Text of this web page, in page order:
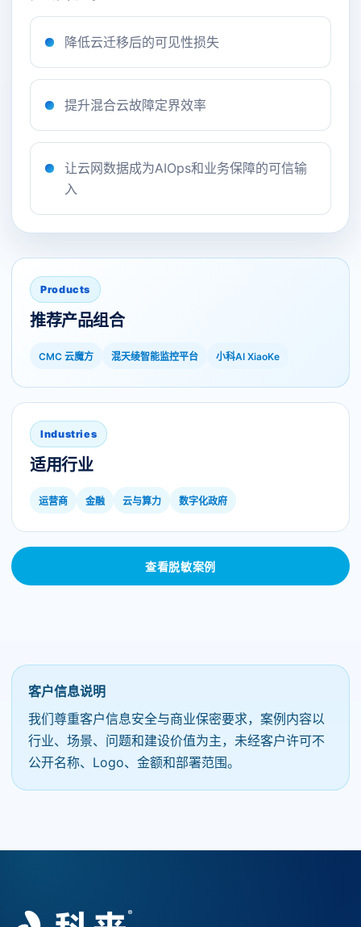
降低云迁移后的可见性损失
提升混合云故障定界效率
让云网数据成为AIOps和业务保障的可信输
入
Products
推荐产品组合
CMC 云魔方 混天绫智能监控平台 小科AI XiaoKe
Industries
适用行业
运营商 金融 云与算力 数字化政府
查看脱敏案例
客户信息说明
我们尊重客户信息安全与商业保密要求，案例内容以
行业、场景、问题和建设价值为主，未经客户许可不
公开名称、Logo、金额和部署范围。